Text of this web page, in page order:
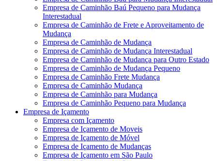
Empresa de Caminhão Baú Pequeno para Mudança
Interestadual
Empresa de Caminhão de Frete e Aproveitamento de
Mudança
Empresa de Caminhão de Mudança
Empresa de Caminhão de Mudança Interestadual
Empresa de Caminhão de Mudança para Outro Estado
Empresa de Caminhão de Mudança Pequeno
Empresa de Caminhão Frete Mudança
Empresa de Caminhão Mudança
Empresa de Caminhão para Mudança
Empresa de Caminhão Pequeno para Mudança
Empresa de Içamento
Empresa com Içamento
Empresa de Içamento de Moveis
Empresa de Içamento de Móvel
Empresa de Içamento de Mudanças
Empresa de Içamento em São Paulo